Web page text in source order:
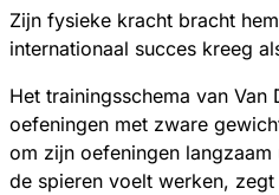
Zijn fysieke kracht bracht
internationaal succes kreeg
Het trainingsschema van Van
oefeningen met zware
om zijn oefeningen
de spieren voelt werken, zegt